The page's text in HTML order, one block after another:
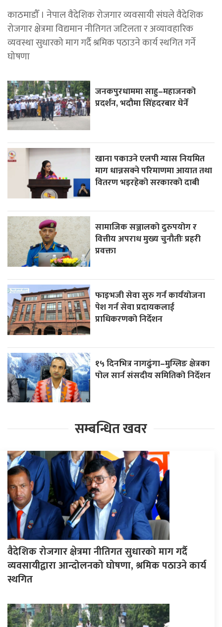
काठमाडाैँ । नेपाल वैदेशिक रोजगार व्यवसायी संघले वैदेशिक
रोजगार क्षेत्रमा विद्यमान नीतिगत जटिलता र अव्यावहारिक
व्यवस्था सुधारको माग गर्दै श्रमिक पठाउने कार्य स्थगित गर्ने
घोषणा
जनकपुरधाममा साहु–महाजनको
प्रदर्शन, भदौमा सिंहदरबार घेर्ने
खाना पकाउने एलपी ग्यास नियमित
माग धान्नसक्ने परिमाणमा आयात तथा
वितरण भइरहेको सरकारको दाबी
सामाजिक सञ्जालको दुरुपयोग र
वित्तीय अपराध मुख्य चुनौतीः प्रहरी
प्रवक्ता
फाइभजी सेवा सुरु गर्न कार्ययोजना
पेश गर्न सेवा प्रदायकलाई
प्राधिकरणको निर्देशन
१५ दिनभित्र नागढुंगा–मुग्लिङ क्षेत्रका
पोल सार्न संसदीय समितिको निर्देशन
सम्बन्धित खवर
वैदेशिक रोजगार क्षेत्रमा नीतिगत सुधारको माग गर्दै
व्यवसायीद्वारा आन्दोलनको घोषणा, श्रमिक पठाउने कार्य
स्थगित